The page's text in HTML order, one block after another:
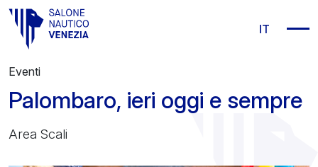
Vai al contenuto principale
IT
Eventi
Palombaro, ieri oggi e sempre
Area Scali